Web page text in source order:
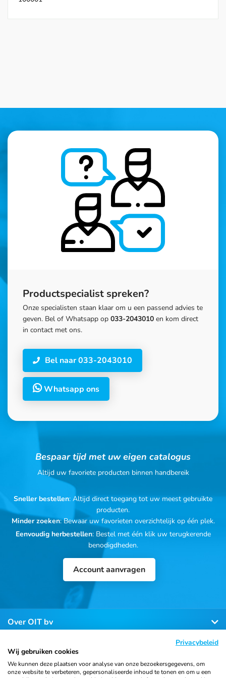
Productspecialist spreken?
Onze specialisten staan klaar om u een passend advies te
geven. Bel of Whatsapp op 033-2043010 en kom direct
in contact met ons.
Bel naar 033-2043010
Whatsapp ons
Bespaar tijd met uw eigen catalogus
Altijd uw favoriete producten binnen handbereik
Sneller bestellen: Altijd direct toegang tot uw meest gebruikte
producten.
Minder zoeken: Bewaar uw favorieten overzichtelijk op één plek.
Eenvoudig herbestellen: Bestel met één klik uw terugkerende
benodigdheden.
Account aanvragen
Over OIT bv
Klantenservice
Privacybeleid
Wij gebruiken cookies
We kunnen deze plaatsen voor analyse van onze bezoekersgegevens, om
onze website te verbeteren, gepersonaliseerde inhoud te tonen en om u een